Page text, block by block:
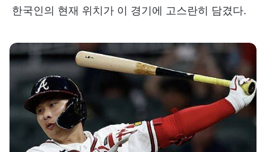
한국인의 현재 위치가 이 경기에 고스란히 담겼다.